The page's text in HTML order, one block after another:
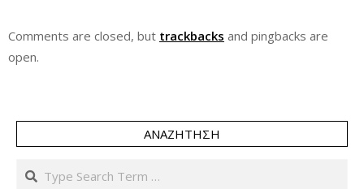
Comments are closed, but trackbacks and pingbacks are
open.
ΑΝΑΖΉΤΗΣΗ
Search